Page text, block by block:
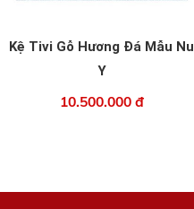
Kệ Tivi Gỗ Hương Đá Mẫu Nu
Y
10.500.000 đ